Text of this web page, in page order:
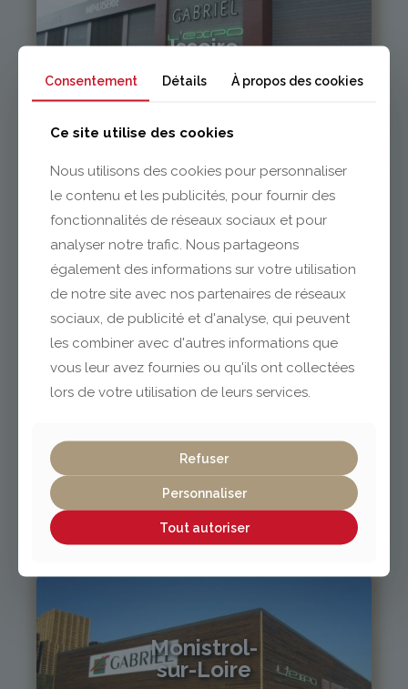
Issoire
Clermont-Ferrand
04 73 42 18 38
lexpo@gabriel-sa.fr
Vichy / Cusset
04 70 97 56 39
cusset@gabriel-sa.fr
Monistrol-
sur-Loire
Consentement Détails À propos des cookies
Ce site utilise des cookies
Nous utilisons des cookies pour personnaliser
le contenu et les publicités, pour fournir des
fonctionnalités de réseaux sociaux et pour
analyser notre trafic. Nous partageons
également des informations sur votre utilisation
de notre site avec nos partenaires de réseaux
sociaux, de publicité et d'analyse, qui peuvent
les combiner avec d'autres informations que
vous leur avez fournies ou qu'ils ont collectées
lors de votre utilisation de leurs services.
Refuser
Personnaliser
Tout autoriser